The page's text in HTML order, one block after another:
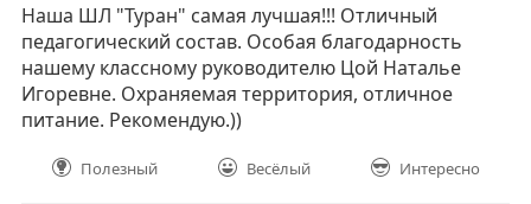
Наша ШЛ "Туран" самая лучшая!!! Отличный
педагогический состав. Особая благодарность
нашему классному руководителю Цой Наталье
Игоревне. Охраняемая территория, отличное
питание. Рекомендую.))
Полезный Весёлый Интересно